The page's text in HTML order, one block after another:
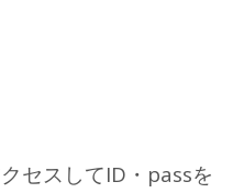
セスしてID・passを